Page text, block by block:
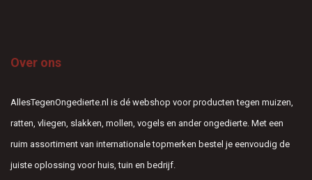
Over ons
AllesTegenOngedierte.nl is dé webshop voor producten tegen muizen,
ratten, vliegen, slakken, mollen, vogels en ander ongedierte. Met een
ruim assortiment van internationale topmerken bestel je eenvoudig de
juiste oplossing voor huis, tuin en bedrijf.